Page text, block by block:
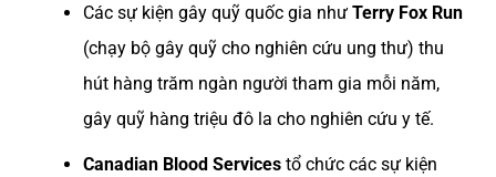
Các sự kiện gây quỹ quốc gia như Terry Fox Run
(chạy bộ gây quỹ cho nghiên cứu ung thư) thu
hút hàng trăm ngàn người tham gia mỗi năm,
gây quỹ hàng triệu đô la cho nghiên cứu y tế.
Canadian Blood Servicestổ chức các sự kiện